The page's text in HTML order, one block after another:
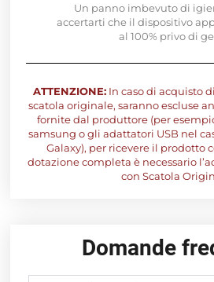
Un panno imbevuto di
accertarti che il dispositivo
al 100% privo di
ATTENZIONE:In caso di acquisto
scatola originale, saranno escluse
fornite dal produttore (per
samsung o gli adattatori USB nel
Galaxy), per ricevere il prodotto
dotazione completa è necessario
con Scatola
Domande